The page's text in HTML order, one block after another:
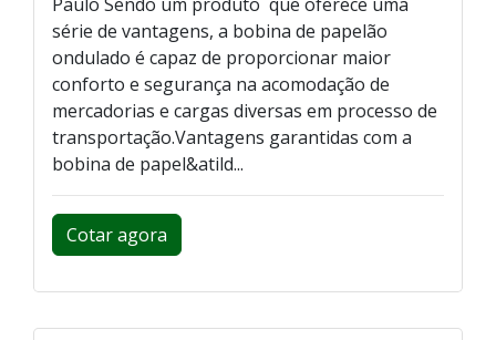
série de vantagens, a bobina de papelão
ondulado é capaz de proporcionar maior
conforto e segurança na acomodação de
mercadorias e cargas diversas em processo de
transportação.Vantagens garantidas com a
bobina de papel&atild...
Cotar agora